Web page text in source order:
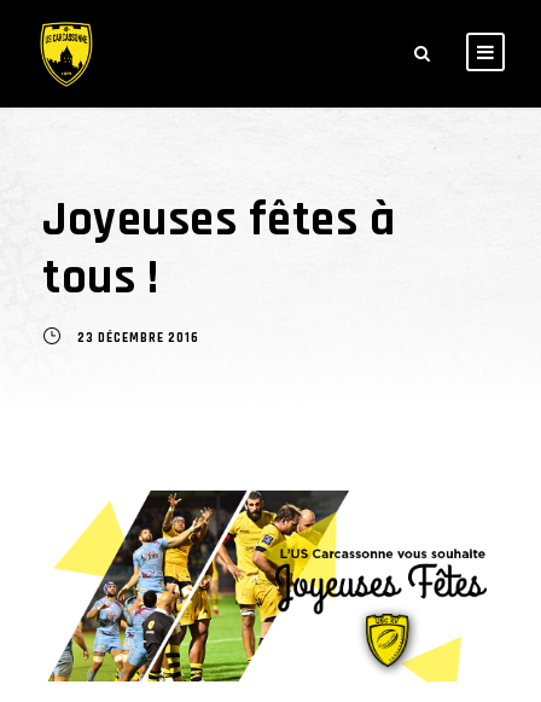
Joyeuses fêtes à
tous !
23 DÉCEMBRE 2016